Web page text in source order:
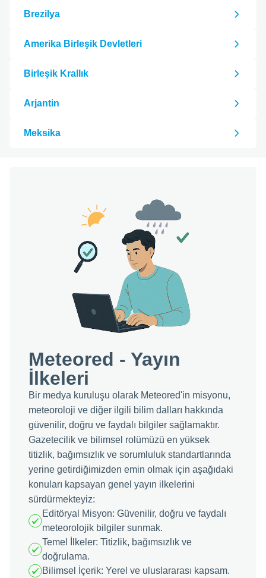
ile
Brezilya
Amerika Birleşik Devletleri
Birleşik Krallık
Arjantin
Meksika
Meteored - Yayın
İlkeleri
Bir medya kuruluşu olarak Meteored'in misyonu,
meteoroloji ve diğer ilgili bilim dalları hakkında
güvenilir, doğru ve faydalı bilgiler sağlamaktır.
Gazetecilik ve bilimsel rolümüzü en yüksek
titizlik, bağımsızlık ve sorumluluk standartlarında
yerine getirdiğimizden emin olmak için aşağıdaki
konuları kapsayan genel yayın ilkelerini
sürdürmekteyiz:
Editöryal Misyon: Güvenilir, doğru ve faydalı
meteorolojik bilgiler sunmak.
Temel İlkeler: Titizlik, bağımsızlık ve
doğrulama.
Bilimsel İçerik: Yerel ve uluslararası kapsam.